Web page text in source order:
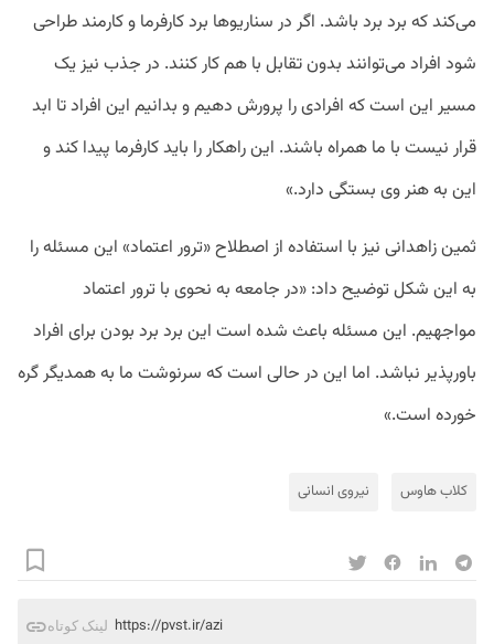
می‌کند که برد برد باشد. اگر در سناریوها برد کارفرما و کارمند طراحی
شود افراد می‌توانند بدون تقابل با هم کار کنند. در جذب نیز یک
مسیر این است که افرادی را پرورش دهیم و بدانیم این افراد تا ابد
قرار نیست با ما همراه باشند. این راهکار را باید کارفرما پیدا کند و
این به هنر وی بستگی دارد.»
ثمین زاهدانی نیز با استفاده از اصطلاح «ترور اعتماد» این مسئله را
به این شکل توضیح داد: «در جامعه به نحوی با ترور اعتماد
مواجهیم. این مسئله باعث شده است این برد برد بودن برای افراد
باورپذیر نباشد. اما این در حالی است که سرنوشت ما به همدیگر گره
خورده است.»
کلاب‌ هاوس نیروی انسانی
لینک کوتاه https://pvst.ir/azi